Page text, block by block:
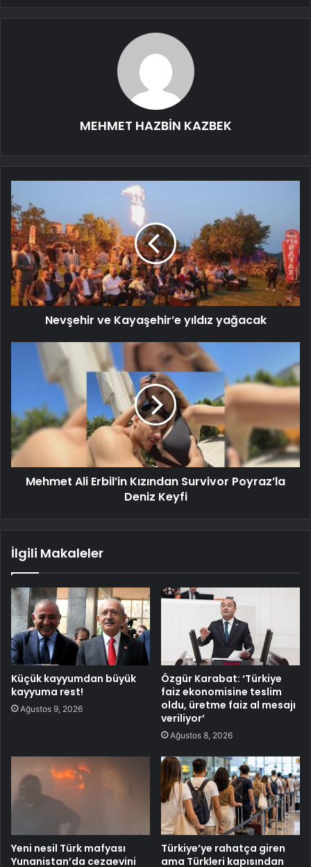
MEHMET HAZBİN KAZBEK
Nevşehir ve Kayaşehir’e yıldız yağacak
Mehmet Ali Erbil’in Kızından Survivor Poyraz’la
Deniz Keyfi
İlgili Makaleler
Küçük kayyumdan büyük
kayyuma rest!
Ağustos 9, 2026
Özgür Karabat: ‘Türkiye
faiz ekonomisine teslim
oldu, üretme faiz al mesajı
veriliyor’
Ağustos 8, 2026
Yeni nesil Türk mafyası
Yunanistan’da cezaevini
Türkiye’ye rahatça giren
ama Türkleri kapısından